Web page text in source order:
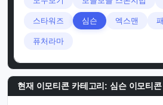
스타워즈 심슨 엑스맨
퓨처라마
현재 이모티콘 카테고리:심슨 이모티콘